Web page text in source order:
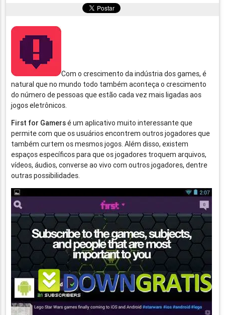
Com o crescimento da indústria dos games, é
natural que no mundo todo também aconteça o crescimento
do número de pessoas que estão cada vez mais ligadas aos
jogos eletrônicos.
First for Gamersé um aplicativo muito interessante que
permite com que os usuários encontrem outros jogadores que
também curtem os mesmos jogos. Além disso, existem
espaços específicos para que os jogadores troquem arquivos,
vídeos, áudios, converse ao vivo com outros jogadores, dentre
outras possibilidades.